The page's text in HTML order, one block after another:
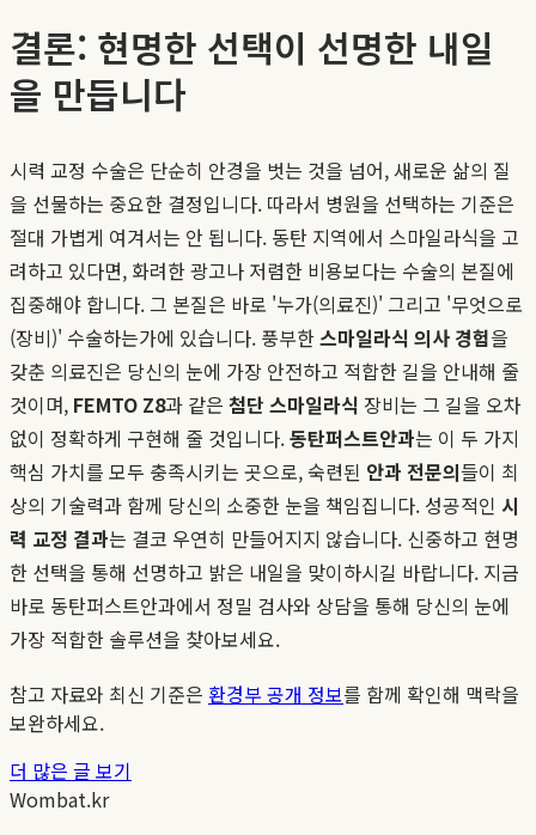
결론: 현명한 선택이 선명한 내일
을 만듭니다
시력 교정 수술은 단순히 안경을 벗는 것을 넘어, 새로운 삶의 질
을 선물하는 중요한 결정입니다. 따라서 병원을 선택하는 기준은
절대 가볍게 여겨서는 안 됩니다. 동탄 지역에서 스마일라식을 고
려하고 있다면, 화려한 광고나 저렴한 비용보다는 수술의 본질에
집중해야 합니다. 그 본질은 바로 '누가(의료진)' 그리고 '무엇으로
(장비)' 수술하는가에 있습니다. 풍부한스마일라식 의사 경험을
갖춘 의료진은 당신의 눈에 가장 안전하고 적합한 길을 안내해 줄
것이며, FEMTO Z8과 같은 첨단 스마일라식 장비는 그 길을 오차
없이 정확하게 구현해 줄 것입니다.동탄퍼스트안과는 이 두 가지
핵심 가치를 모두 충족시키는 곳으로, 숙련된 안과 전문의들이 최
상의 기술력과 함께 당신의 소중한 눈을 책임집니다. 성공적인 시
력 교정 결과는 결코 우연히 만들어지지 않습니다. 신중하고 현명
한 선택을 통해 선명하고 밝은 내일을 맞이하시길 바랍니다. 지금
바로 동탄퍼스트안과에서 정밀 검사와 상담을 통해 당신의 눈에
가장 적합한 솔루션을 찾아보세요.
참고 자료와 최신 기준은 환경부 공개 정보를 함께 확인해 맥락을
보완하세요.
더 많은 글 보기
Wombat.kr